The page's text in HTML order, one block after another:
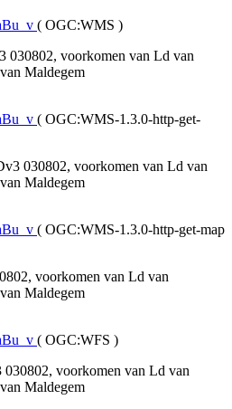
( OGC:WMS )
030802, voorkomen van Ld van
Maldegem
( OGC:WMS-1.3.0-http-get-
030802, voorkomen van Ld van
Maldegem
( OGC:WMS-1.3.0-http-get-map
voorkomen van Ld van
Maldegem
( OGC:WFS )
voorkomen van Ld van
Maldegem